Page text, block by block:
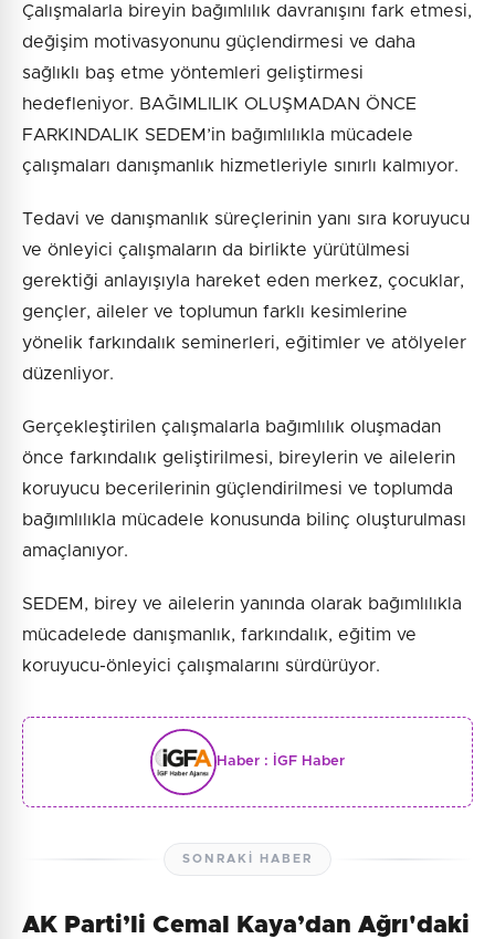
Çalışmalarla bireyin bağımlılık davranışını fark etmesi,
değişim motivasyonunu güçlendirmesi ve daha
sağlıklı baş etme yöntemleri geliştirmesi
hedefleniyor. BAĞIMLILIK OLUŞMADAN ÖNCE
FARKINDALIK SEDEM’in bağımlılıkla mücadele
çalışmaları danışmanlık hizmetleriyle sınırlı kalmıyor.
Tedavi ve danışmanlık süreçlerinin yanı sıra koruyucu
ve önleyici çalışmaların da birlikte yürütülmesi
gerektiği anlayışıyla hareket eden merkez, çocuklar,
gençler, aileler ve toplumun farklı kesimlerine
yönelik farkındalık seminerleri, eğitimler ve atölyeler
düzenliyor.
Gerçekleştirilen çalışmalarla bağımlılık oluşmadan
önce farkındalık geliştirilmesi, bireylerin ve ailelerin
koruyucu becerilerinin güçlendirilmesi ve toplumda
bağımlılıkla mücadele konusunda bilinç oluşturulması
amaçlanıyor.
SEDEM, birey ve ailelerin yanında olarak bağımlılıkla
mücadelede danışmanlık, farkındalık, eğitim ve
koruyucu-önleyici çalışmalarını sürdürüyor.
Haber : İGF Haber
SONRAKI HABER
AK Parti’li Cemal Kaya’dan Ağrı'daki